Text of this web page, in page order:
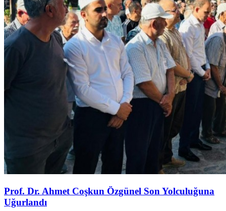
Prof. Dr. Ahmet Coşkun Özgünel Son Yolculuğuna
Uğurlandı